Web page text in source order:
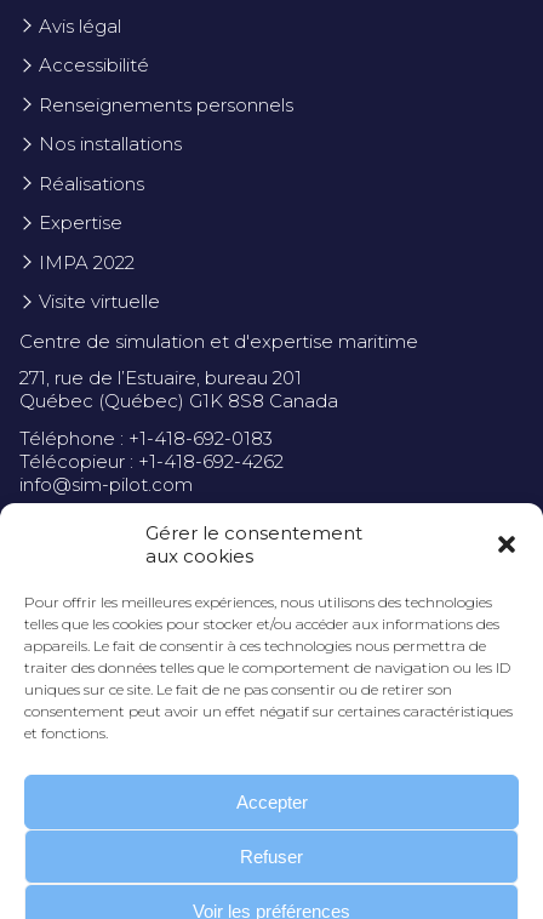
Gérer le consentement
aux cookies
Pour offrir les meilleures expériences, nous utilisons des technologies
telles que les cookies pour stocker et/ou accéder aux informations des
appareils. Le fait de consentir à ces technologies nous permettra de
traiter des données telles que le comportement de navigation ou les ID
uniques sur ce site. Le fait de ne pas consentir ou de retirer son
consentement peut avoir un effet négatif sur certaines caractéristiques
et fonctions.
Accepter
Refuser
Voir les préférences
Avis légal
Accessibilité
Renseignements personnels
Nos installations
Réalisations
Expertise
IMPA 2022
Visite virtuelle
Centre de simulation et d'expertise maritime
271, rue de l’Estuaire, bureau 201
Québec (Québec) G1K 8S8 Canada
Téléphone : +1-418-692-0183
Télécopieur : +1-418-692-4262
info@sim-pilot.com
Politique de confidentialité
INSCRIVEZ-VOUS À NOTRE INFOLETTRE